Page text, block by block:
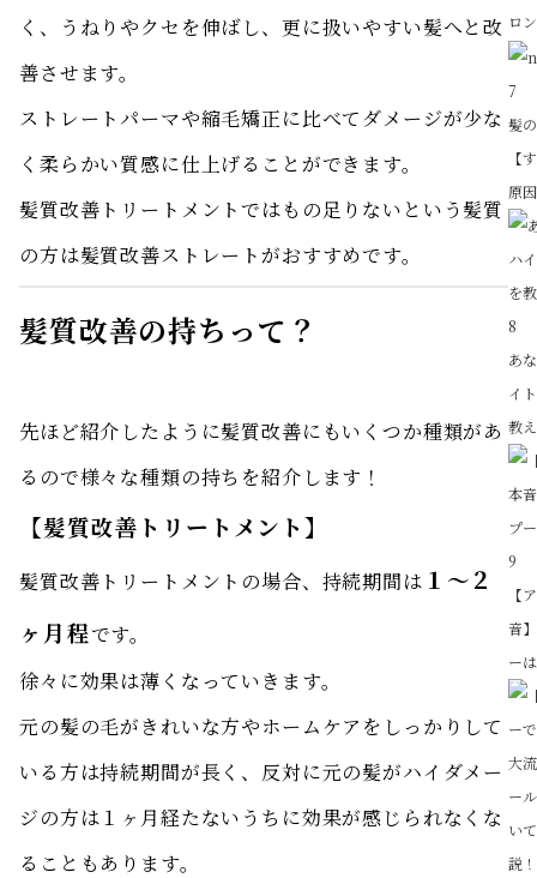
く、うねりやクセを伸ばし、更に扱いやすい髪へと改
善させます。
ストレートパーマや縮毛矯正に比べてダメージが少な
く柔らかい質感に仕上げることができます。
髪質改善トリートメントではもの足りないという髪質
の方は髪質改善ストレートがおすすめです。
髪質改善の持ちって？
先ほど紹介したように髪質改善にもいくつか種類があ
るので様々な種類の持ちを紹介します！
【髪質改善トリートメント】
髪質改善トリートメントの場合、持続期間は １〜２
ヶ月程です。
徐々に効果は薄くなっていきます。
元の髪の毛がきれいな方やホームケアをしっかりして
いる方は持続期間が長く、反対に元の髪がハイダメー
ジの方は１ヶ月経たないうちに効果が感じられなくな
ることもあります。
ロ
7
髪
【
原
8
あ
イ
教
9
【
音
ー